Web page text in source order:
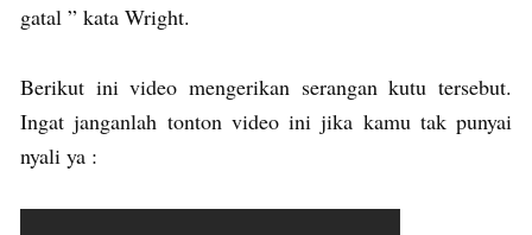
gatal ” kata Wright.
Berikut ini video mengerikan serangan kutu tersebut.
Ingat janganlah tonton video ini jika kamu tak punyai
nyali ya :